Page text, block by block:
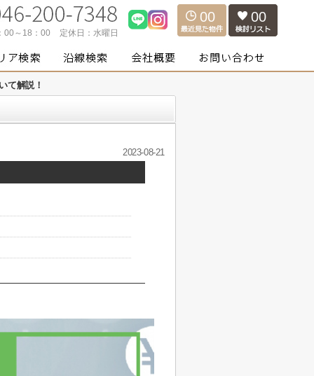
00～18：00 定休日： 水曜日
00 00
て解説！
2023-08-21